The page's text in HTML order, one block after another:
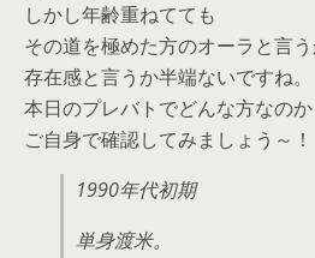
しかし年齢重ねてても
その道を極めた方のオーラと言
存在感と言うか半端ないですね。
本日のプレバトでどんな方なのか
ご自身で確認してみましょう～！
1990年代初期
単身渡米。